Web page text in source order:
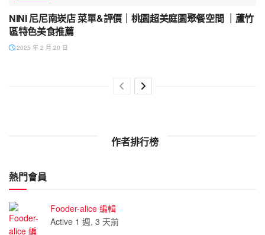
NINI 尼尼南崁店 菜單&評價｜桃園超美庭園聚餐空間 ｜蘆竹
區特色美食推薦
2025 年 2 月 20 日
作者排行榜
熱門會員
Fooder-alice 編輯
Active 1 週, 3 天前